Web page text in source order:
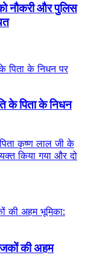
नौकरी और पुलिस
के पिता के निधन
कृष्ण लाल जी के
किया गया और दो
की अहम